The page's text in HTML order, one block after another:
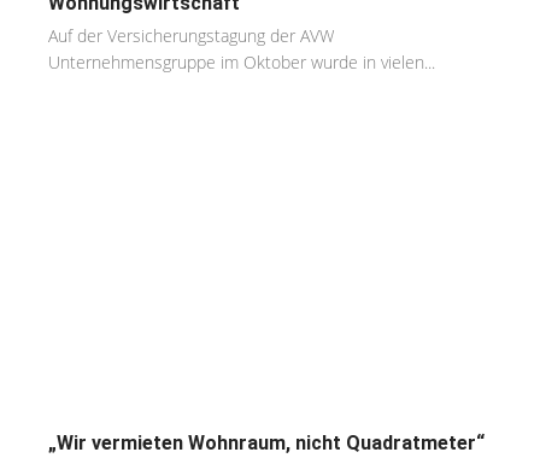
Auf der Versicherungstagung der AVW
Unternehmensgruppe im Oktober wurde in vielen...
„Wir vermieten Wohnraum, nicht Quadratmeter“